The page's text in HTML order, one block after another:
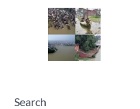
Search